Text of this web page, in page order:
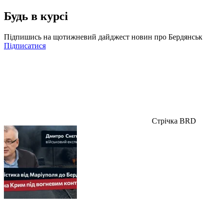
Будь в курсі
Підпишись на щотижневий дайджест новин про Бердянськ
Підписатися
Стрічка BRD